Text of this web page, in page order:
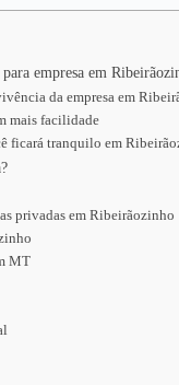
empresa em
da empresa em
mais facilidade
ficará tranquilo em
privadas em Ribeirãozinho
MT